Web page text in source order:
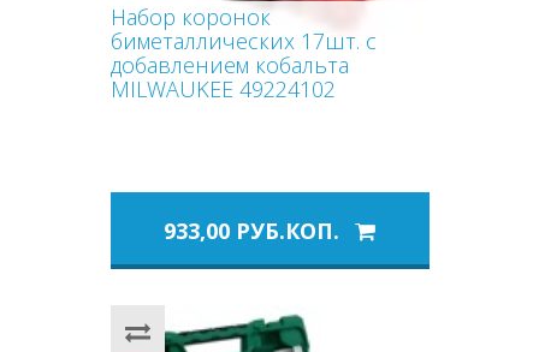
Набор коронок
биметаллических 17шт. с
добавлением кобальта
MILWAUKEE 49224102
933,00 РУБ.КОП.